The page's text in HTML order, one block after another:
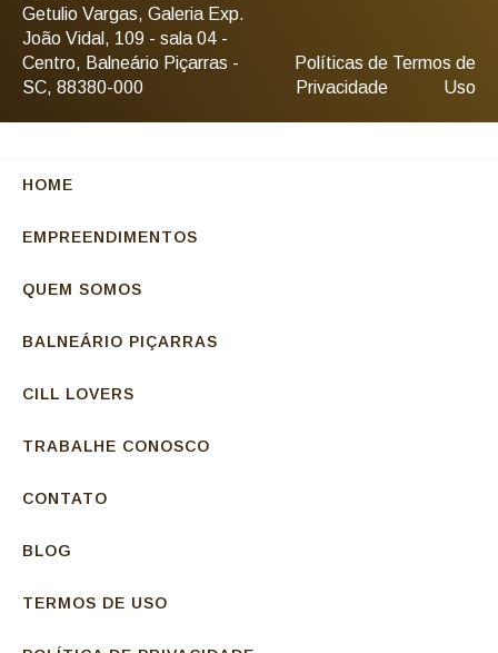
Getulio Vargas, Galeria Exp.
João Vidal, 109 - sala 04 -
Centro, Balneário Piçarras -
SC, 88380-000
Políticas de
Privacidade
Termos de
Uso
HOME
EMPREENDIMENTOS
QUEM SOMOS
BALNEÁRIO PIÇARRAS
CILL LOVERS
TRABALHE CONOSCO
CONTATO
BLOG
TERMOS DE USO